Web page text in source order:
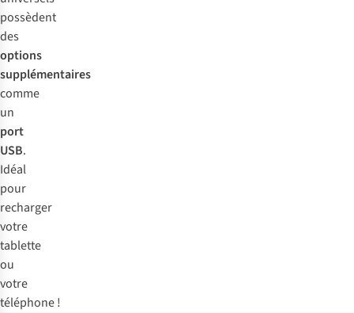
possèdent
des
options
supplémentaires
comme
un
port
USB.
Idéal
pour
recharger
votre
tablette
ou
votre
téléphone !